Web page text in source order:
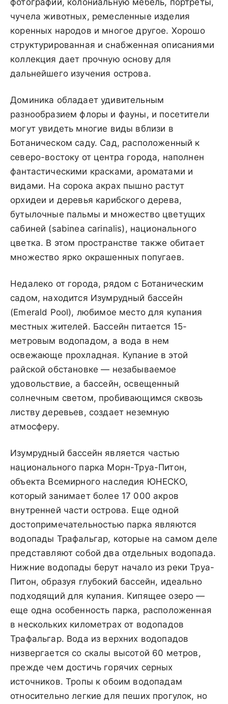
чучела животных, ремесленные изделия
коренных народов и многое другое. Хорошо
структурированная и снабженная описаниями
коллекция дает прочную основу для
дальнейшего изучения острова.
Доминика обладает удивительным
разнообразием флоры и фауны, и посетители
могут увидеть многие виды вблизи в
Ботаническом саду. Сад, расположенный к
северо-востоку от центра города, наполнен
фантастическими красками, ароматами и
видами. На сорока акрах пышно растут
орхидеи и деревья карибского дерева,
бутылочные пальмы и множество цветущих
сабиней (sabinea carinalis), национального
цветка. В этом пространстве также обитает
множество ярко окрашенных попугаев.
Недалеко от города, рядом с Ботаническим
садом, находится Изумрудный бассейн
(Emerald Pool), любимое место для купания
местных жителей. Бассейн питается 15-
метровым водопадом, а вода в нем
освежающе прохладная. Купание в этой
райской обстановке — незабываемое
удовольствие, а бассейн, освещенный
солнечным светом, пробивающимся сквозь
листву деревьев, создает неземную
атмосферу.
Изумрудный бассейн является частью
национального парка Морн-Труа-Питон,
объекта Всемирного наследия ЮНЕСКО,
который занимает более 17 000 акров
внутренней части острова. Еще одной
достопримечательностью парка являются
водопады Трафальгар, которые на самом деле
представляют собой два отдельных водопада.
Нижние водопады берут начало из реки Труа-
Питон, образуя глубокий бассейн, идеально
подходящий для купания. Кипящее озеро —
еще одна особенность парка, расположенная
в нескольких километрах от водопадов
Трафальгар. Вода из верхних водопадов
низвергается со скалы высотой 60 метров,
прежде чем достичь горячих серных
источников. Тропы к обоим водопадам
относительно легкие для пеших прогулок, но